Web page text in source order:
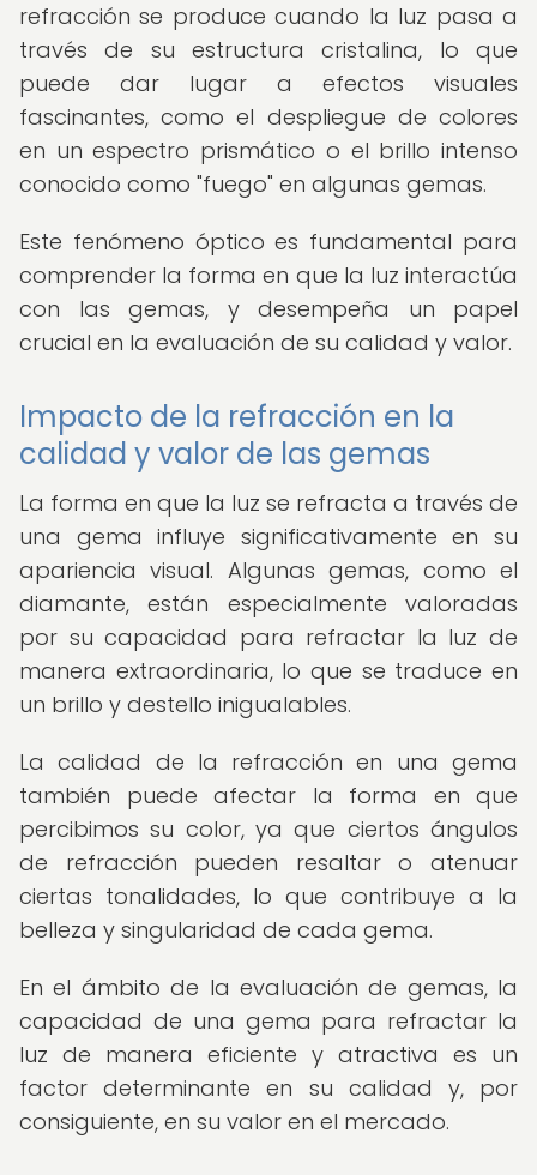
refracción se produce cuando la luz pasa a
través de su estructura cristalina, lo que
puede dar lugar a efectos visuales
fascinantes, como el despliegue de colores
en un espectro prismático o el brillo intenso
conocido como "fuego" en algunas gemas.
Este fenómeno óptico es fundamental para
comprender la forma en que la luz interactúa
con las gemas, y desempeña un papel
crucial en la evaluación de su calidad y valor.
Impacto de la refracción en la
calidad y valor de las gemas
La forma en que la luz se refracta a través de
una gema influye significativamente en su
apariencia visual. Algunas gemas, como el
diamante, están especialmente valoradas
por su capacidad para refractar la luz de
manera extraordinaria, lo que se traduce en
un brillo y destello inigualables.
La calidad de la refracción en una gema
también puede afectar la forma en que
percibimos su color, ya que ciertos ángulos
de refracción pueden resaltar o atenuar
ciertas tonalidades, lo que contribuye a la
belleza y singularidad de cada gema.
En el ámbito de la evaluación de gemas, la
capacidad de una gema para refractar la
luz de manera eficiente y atractiva es un
factor determinante en su calidad y, por
consiguiente, en su valor en el mercado.